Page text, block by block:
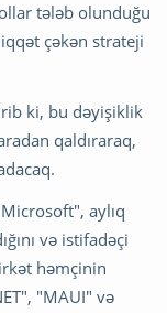
tələb olunduğu
çəkən strateji
ki, bu dəyişiklik
qaldıraraq,
aylıq
və istifadəçi
həmçinin
"MAUI" və